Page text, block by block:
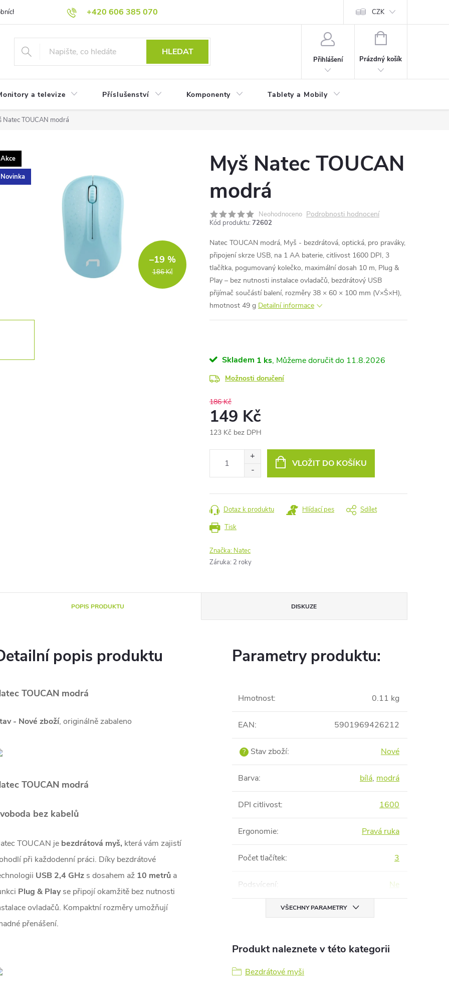
+420 606 385 070
údajů Reklamační podmínky Reklamace CZK
HLEDAT
Přihlášení
NÁKUPNÍ
Prázdný košík
a televize Příslušenství Komponenty Tablety a Mobily
Natec TOUCAN modrá
Akce
Novinka
186 Kč
–19 %
Myš Natec TOUCAN
modrá
Neohodnoceno Podrobnosti hodnocení
Kód produktu: 72602
Natec TOUCAN modrá, Myš - bezdrátová, optická, pro praváky,
připojení skrze USB, na 1 AA baterie, citlivost 1600 DPI, 3
tlačítka, pogumovaný kolečko, maximální dosah 10 m, Plug &
Play – bez nutnosti instalace ovladačů, bezdrátový USB
přijímač součástí balení, rozměry 38 × 60 × 100 mm (V×Š×H),
hmotnost 49 g Detailní informace
Skladem 1 ks 11.8.2026
Možnosti doručení
186 Kč
149 Kč
123 Kč bez DPH
VLOŽIT DO KOŠÍKU
Tisk
Dotaz k produktu Hlídací pes Sdílet
Značka: Natec
Záruka: 2 roky
POPIS PRODUKTU DISKUZE
popis produktu
TOUCAN modrá
- Nové zboží, originálně zabaleno
TOUCAN modrá
bez kabelů
TOUCAN je bezdrátová myš, která vám zajistí
při každodenní práci. Díky bezdrátové
USB 2,4 GHz s dosahem až 10 metrů a
Plug & Playse připojí okamžitě bez nutnosti
ovladačů. Kompaktní rozměry umožňují
přenášení.
Parametry produktu:
Hmotnost: 0.11 kg
EAN: 5901969426212
? Stav zboží: Nové
Barva: bílá, modrá
DPI citlivost: 1600
Ergonomie: Pravá ruka
Počet tlačítek: 3
Podsvícení: Ne
VŠECHNY PARAMETRY
Produkt naleznete v této kategorii
Bezdrátové myši